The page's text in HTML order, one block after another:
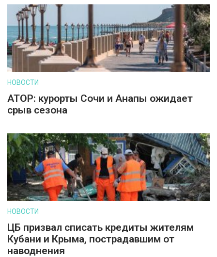
НОВОСТИ
АТОР: курорты Сочи и Анапы ожидает
срыв сезона
НОВОСТИ
ЦБ призвал списать кредиты жителям
Кубани и Крыма, пострадавшим от
наводнения